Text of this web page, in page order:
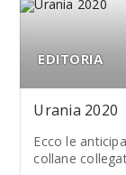
EDITORIA
Urania 2020
Ecco le
collane